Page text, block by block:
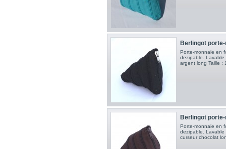
Berlingot
Porte-monnaie en
dezipable. Lavable
argent long Taille :
Berlingot
Porte-monnaie en
dezipable.
curseur chocolat